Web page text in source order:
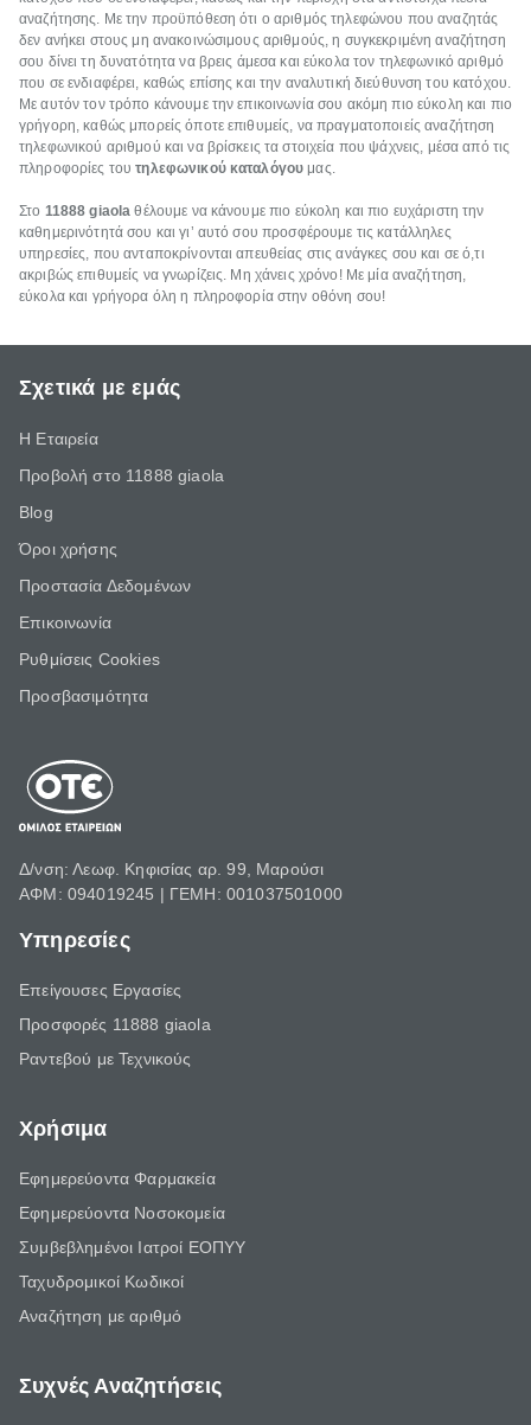
αναζήτησης. Με την προϋπόθεση ότι ο αριθμός τηλεφώνου που αναζητάς
δεν ανήκει στους μη ανακοινώσιμους αριθμούς, η συγκεκριμένη αναζήτηση
σου δίνει τη δυνατότητα να βρεις άμεσα και εύκολα τον τηλεφωνικό αριθμό
που σε ενδιαφέρει, καθώς επίσης και την αναλυτική διεύθυνση του κατόχου.
Με αυτόν τον τρόπο κάνουμε την επικοινωνία σου ακόμη πιο εύκολη και πιο
γρήγορη, καθώς μπορείς όποτε επιθυμείς, να πραγματοποιείς αναζήτηση
τηλεφωνικού αριθμού και να βρίσκεις τα στοιχεία που ψάχνεις, μέσα από τις
πληροφορίες τουτηλεφωνικού καταλόγου μας.
Στο 11888 giaola θέλουμε να κάνουμε πιο εύκολη και πιο ευχάριστη την
καθημερινότητά σου και γι’ αυτό σου προσφέρουμε τις κατάλληλες
υπηρεσίες, που ανταποκρίνονται απευθείας στις ανάγκες σου και σε ό,τι
ακριβώς επιθυμείς να γνωρίζεις. Μη χάνεις χρόνο! Με μία αναζήτηση,
εύκολα και γρήγορα όλη η πληροφορία στην οθόνη σου!
Σχετικά με εμάς
Η Εταιρεία
Προβολή στο 11888 giaola
Blog
Όροι χρήσης
Προστασία Δεδομένων
Επικοινωνία
Ρυθμίσεις Cookies
Προσβασιμότητα
Δ/νση: Λεωφ. Κηφισίας αρ. 99, Μαρούσι
ΑΦΜ: 094019245 | ΓΕΜΗ: 001037501000
Υπηρεσίες
Επείγουσες Εργασίες
Προσφορές 11888 giaola
Ραντεβού με Τεχνικούς
Χρήσιμα
Εφημερεύοντα Φαρμακεία
Εφημερεύοντα Νοσοκομεία
Συμβεβλημένοι Ιατροί ΕΟΠΥΥ
Ταχυδρομικοί Κωδικοί
Αναζήτηση με αριθμό
Συχνές Αναζητήσεις